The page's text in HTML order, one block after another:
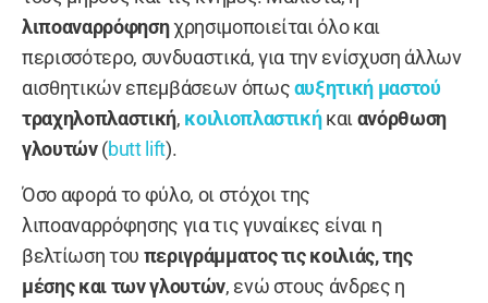
λιποαναρρόφησηχρησιμοποιείται όλο και
περισσότερο, συνδυαστικά, για την ενίσχυση άλλων
αισθητικών επεμβάσεων όπωςαυξητική μαστού
τραχηλοπλαστική, κοιλιοπλαστικήκαι ανόρθωση
γλουτών(butt lift).
Όσο αφορά το φύλο, οι στόχοι της
λιποαναρρόφησης για τις γυναίκες είναι η
βελτίωση του περιγράμματος τις κοιλιάς, της
μέσης και των γλουτών, ενώ στους άνδρες η